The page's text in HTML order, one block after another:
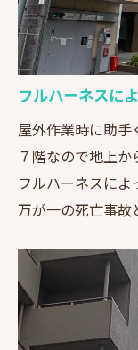
フルハーネスに
屋外作業時に助
７階なので地上
フルハーネスに
万が一の死亡事故